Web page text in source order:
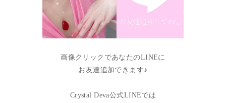
画像クリックであなたのLINEに
お友達追加できます♪
Crystal Deva公式LINEでは